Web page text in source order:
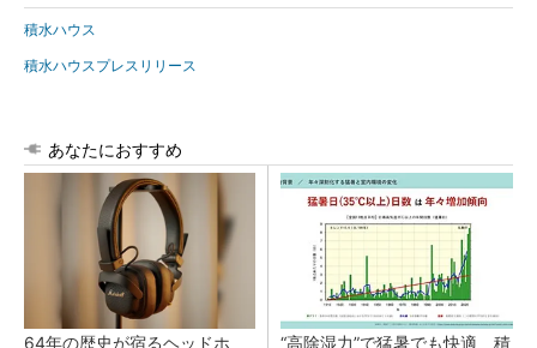
積水ハウス
積水ハウスプレスリリース
あなたにおすすめ
64年の歴史が宿るヘッドホ
“高除湿力”で猛暑でも快適 積